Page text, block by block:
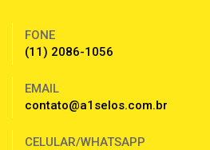
FONE
(11) 2086-1056
EMAIL
contato@a1selos.com.br
CELULAR/WHATSAPP